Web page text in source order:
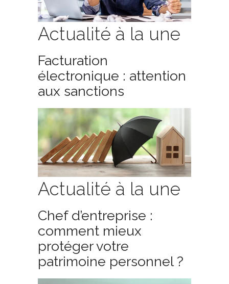
Actualité à la une
Facturation
électronique : attention
aux sanctions
Actualité à la une
Chef d’entreprise :
comment mieux
protéger votre
patrimoine personnel ?